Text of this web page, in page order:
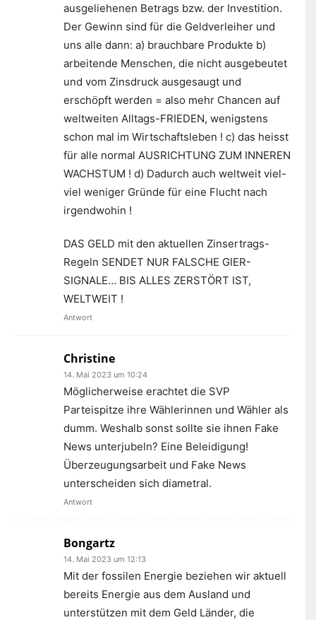
ausgeliehenen Betrags bzw. der Investition.
Der Gewinn sind für die Geldverleiher und
uns alle dann: a) brauchbare Produkte b)
arbeitende Menschen, die nicht ausgebeutet
und vom Zinsdruck ausgesaugt und
erschöpft werden = also mehr Chancen auf
weltweiten Alltags-FRIEDEN, wenigstens
schon mal im Wirtschaftsleben ! c) das heisst
für alle normal AUSRICHTUNG ZUM INNEREN
WACHSTUM ! d) Dadurch auch weltweit viel-
viel weniger Gründe für eine Flucht nach
irgendwohin !
DAS GELD mit den aktuellen Zinsertrags-
Regeln SENDET NUR FALSCHE GIER-
SIGNALE… BIS ALLES ZERSTÖRT IST,
WELTWEIT !
Antwort
Christine
14. Mai 2023 um 10:24
Möglicherweise erachtet die SVP
Parteispitze ihre Wählerinnen und Wähler als
dumm. Weshalb sonst sollte sie ihnen Fake
News unterjubeln? Eine Beleidigung!
Überzeugungsarbeit und Fake News
unterscheiden sich diametral.
Antwort
Bongartz
14. Mai 2023 um 12:13
Mit der fossilen Energie beziehen wir aktuell
bereits Energie aus dem Ausland und
unterstützen mit dem Geld Länder, die